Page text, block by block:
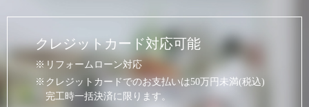
クレジットカード対応可能
リフォームローン対応
クレジットカードでのお支払いは50万円未満(税込)
完工時一括決済に限ります。